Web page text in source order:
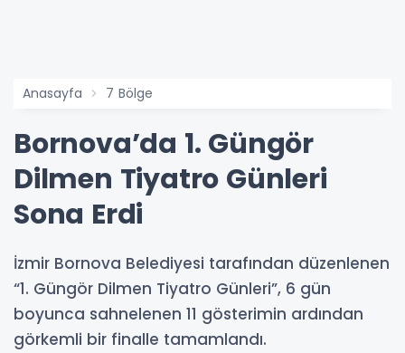
Anasayfa 7 Bölge
Bornova’da 1. Güngör
Dilmen Tiyatro Günleri
Sona Erdi
İzmir Bornova Belediyesi tarafından düzenlenen
“1. Güngör Dilmen Tiyatro Günleri”, 6 gün
boyunca sahnelenen 11 gösterimin ardından
görkemli bir finalle tamamlandı.